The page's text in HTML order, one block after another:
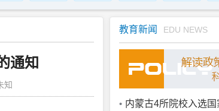
通知
知
教育新闻 EDU NEWS
内蒙古4所院校入选